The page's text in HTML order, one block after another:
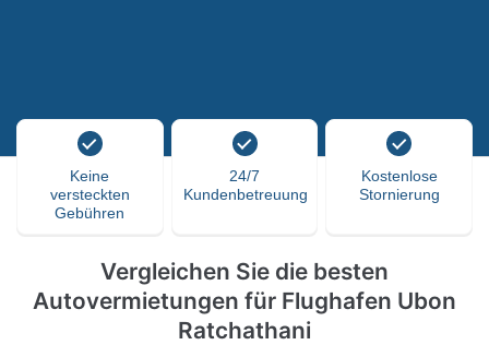
Keine
versteckten
Gebühren
24/7
Kundenbetreuung
Kostenlose
Stornierung
Vergleichen Sie die besten
Autovermietungen für Flughafen Ubon
Ratchathani